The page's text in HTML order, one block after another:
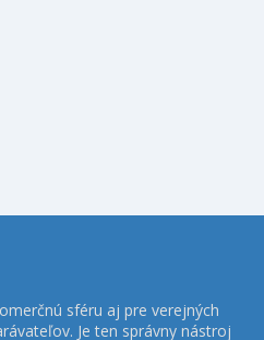
sféru aj pre verejných
Je ten správny nástroj